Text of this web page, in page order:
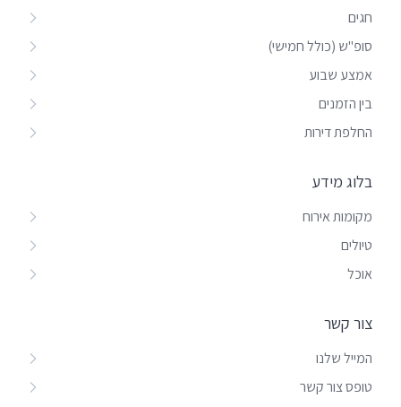
חגים
סופ"ש (כולל חמישי)
אמצע שבוע
בין הזמנים
החלפת דירות
בלוג מידע
מקומות אירוח
טיולים
אוכל
צור קשר
המייל שלנו
טופס צור קשר